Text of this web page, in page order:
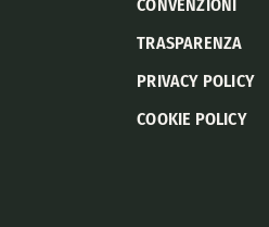
CONVENZIONI
TRASPARENZA
PRIVACY POLICY
COOKIE POLICY